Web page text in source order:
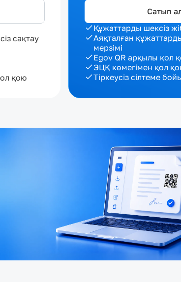
сақтау
қою
Сатып
Құжаттарды шексіз
Аяқталған
мерзімі
Egov QR арқылы қол
ЭЦҚ көмегімен қол
Тіркеусіз сілтеме